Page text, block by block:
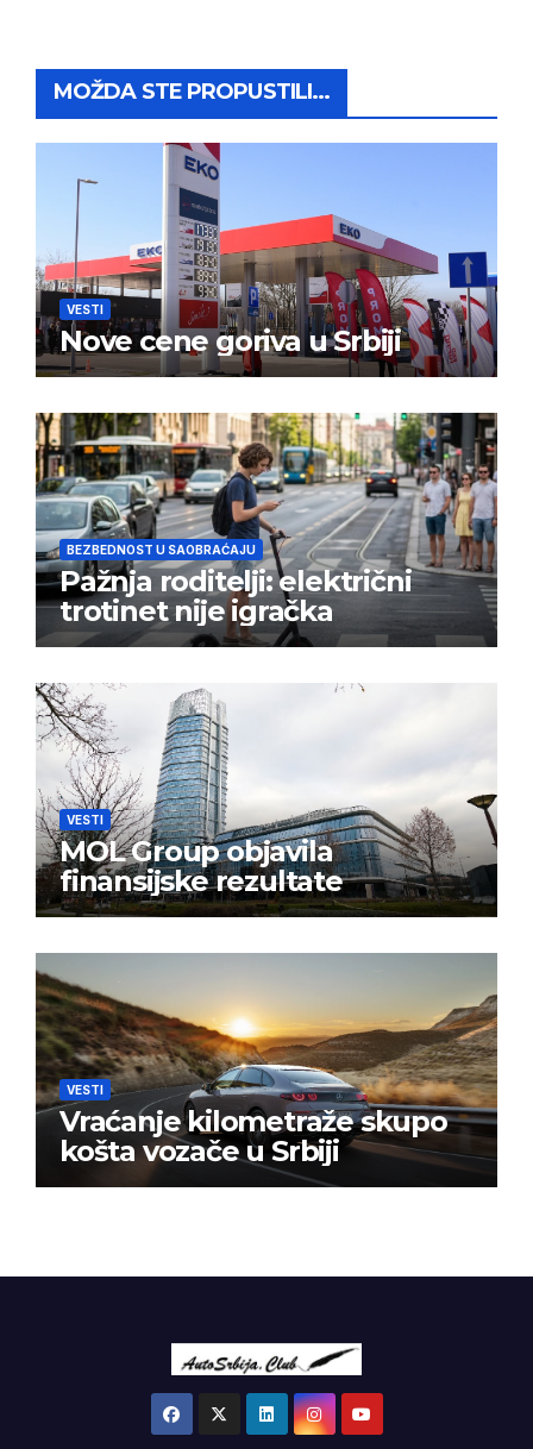
MOŽDA STE PROPUSTILI...
VESTI
Nove cene goriva u Srbiji
BEZBEDNOST U SAOBRAĆAJU
Pažnja roditelji: električni
trotinet nije igračka
VESTI
MOL Group objavila
finansijske rezultate
VESTI
Vraćanje kilometraže skupo
košta vozače u Srbiji